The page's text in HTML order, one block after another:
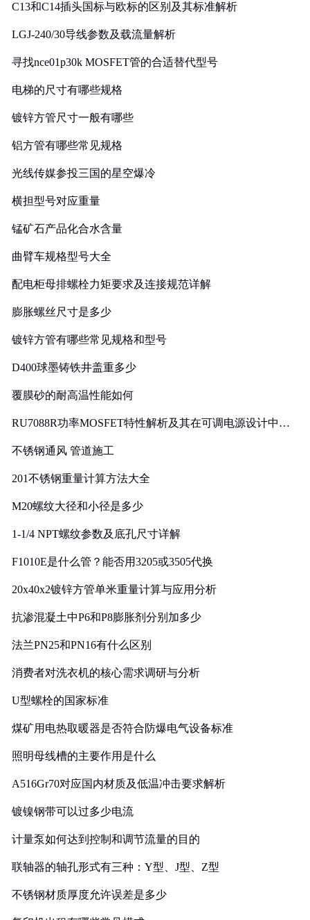
C13和C14插头国标与欧标的区别及其标准解析
LGJ-240/30导线参数及载流量解析
寻找nce01p30k MOSFET管的合适替代型号
电梯的尺寸有哪些规格
镀锌方管尺寸一般有哪些
铝方管有哪些常见规格
光线传媒参投三国的星空爆冷
横担型号对应重量
锰矿石产品化合水含量
曲臂车规格型号大全
配电柜母排螺栓力矩要求及连接规范详解
膨胀螺丝尺寸是多少
镀锌方管有哪些常见规格和型号
D400球墨铸铁井盖重多少
覆膜砂的耐高温性能如何
RU7088R功率MOSFET特性解析及其在可调电源设计中的
不锈钢通风 管道施工
201不锈钢重量计算方法大全
M20螺纹大径和小径是多少
1-1/4 NPT螺纹参数及底孔尺寸详解
F1010E是什么管？能否用3205或3505代换
20x40x2镀锌方管单米重量计算与应用分析
抗渗混凝土中P6和P8膨胀剂分别加多少
法兰PN25和PN16有什么区别
消费者对洗衣机的核心需求调研与分析
U型螺栓的国家标准
煤矿用电热取暖器是否符合防爆电气设备标准
照明母线槽的主要作用是什么
A516Gr70对应国内材质及低温冲击要求解析
镀镍钢带可以过多少电流
计量泵如何达到控制和调节流量的目的
联轴器的轴孔形式有三种：Y型、J型、Z型
不锈钢材质厚度允许误差是多少